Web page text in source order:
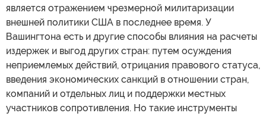
является отражением чрезмерной милитаризации
внешней политики США в последнее время. У
Вашингтона есть и другие способы влияния на расчеты
издержек и выгод других стран: путем осуждения
неприемлемых действий, отрицания правового статуса,
введения экономических санкций в отношении стран,
компаний и отдельных лиц и поддержки местных
участников сопротивления. Но такие инструменты